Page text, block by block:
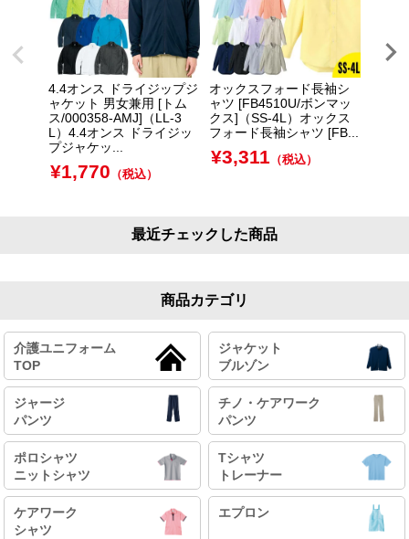
4.4オンス ドライジップジ
ャケット 男女兼用 [トム
ス/000358-AMJ]（LL-3
L）4.4オンス ドライジッ
プジャケッ...
¥1,770 （税込）
オックスフォード長袖シ
ャツ [FB4510U/ボンマッ
クス]（SS-4L）オックス
フォード長袖シャツ [FB...
¥3,311 （税込）
最近チェックした商品
商品カテゴリ
介護ユニフォーム
TOP
ジャケット
ブルゾン
ジャージ
パンツ
チノ・ケアワーク
パンツ
ポロシャツ
ニットシャツ
Tシャツ
トレーナー
ケアワーク
シャツ
エプロン